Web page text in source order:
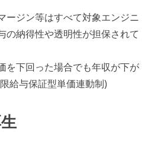
ージン等はすべて対象エンジニ
の納得性や透明性が担保されて
を下回った場合でも年収が下が
給与保証型単価連動制)